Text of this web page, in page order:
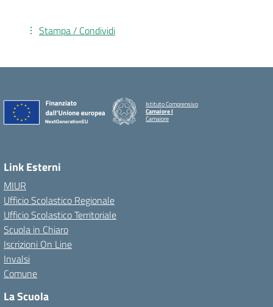
Stampa / Condividi
Istituto Comprensivo
Camaiore I
Camaiore
Link Esterni
MIUR
Ufficio Scolastico Regionale
Ufficio Scolastico Territoriale
Scuola in Chiaro
Iscrizioni On Line
Invalsi
Comune
La Scuola